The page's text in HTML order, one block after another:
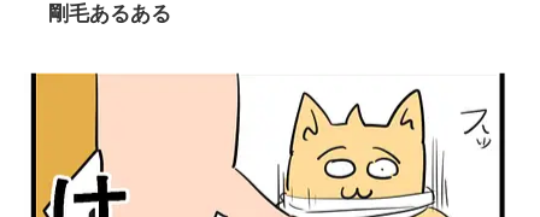
剛毛あるある